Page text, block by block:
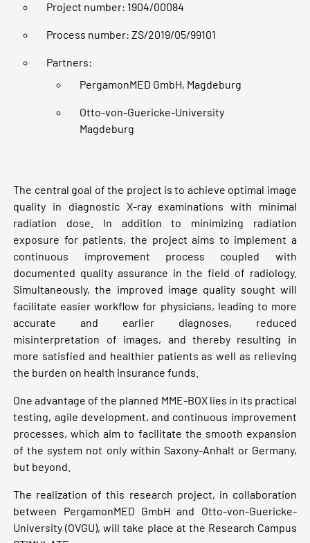
Project number: 1904/00084
Process number: ZS/2019/05/99101
Partners:
PergamonMED GmbH, Magdeburg
Otto-von-Guericke-University
Magdeburg
The central goal of the project is to achieve optimal image
quality in diagnostic X-ray examinations with minimal
radiation dose. In addition to minimizing radiation
exposure for patients, the project aims to implement a
continuous improvement process coupled with
documented quality assurance in the field of radiology.
Simultaneously, the improved image quality sought will
facilitate easier workflow for physicians, leading to more
accurate and earlier diagnoses, reduced
misinterpretation of images, and thereby resulting in
more satisfied and healthier patients as well as relieving
the burden on health insurance funds.
One advantage of the planned MME-BOX lies in its practical
testing, agile development, and continuous improvement
processes, which aim to facilitate the smooth expansion
of the system not only within Saxony-Anhalt or Germany,
but beyond.
The realization of this research project, in collaboration
between PergamonMED GmbH and Otto-von-Guericke-
University (OVGU), will take place at the Research Campus